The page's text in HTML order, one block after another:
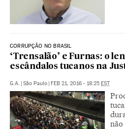
CORRUPÇÃO NO BRASIL
‘Trensalão’ e Furnas: o
escândalos tucanos na
G.A. | São Paulo | FEB 21, 2016 - 18:25 EST
não